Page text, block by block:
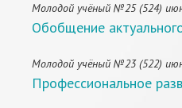
Молодой учёный №25 (524)
Обобщение
Молодой учёный №23 (522)
Профессиональное